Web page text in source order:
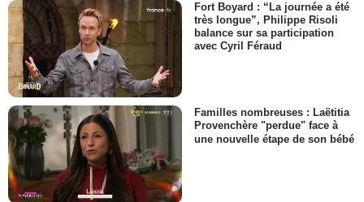
Fort Boyard : “La journée a été
très longue”, Philippe Risoli
balance sur sa participation
avec Cyril Féraud
Familles nombreuses : Laëtitia
Provenchère "perdue" face à
une nouvelle étape de son bébé